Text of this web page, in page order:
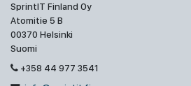
SprintIT Finland Oy
Atomitie 5 B
00370 Helsinki
Suomi
+358 44 977 3541